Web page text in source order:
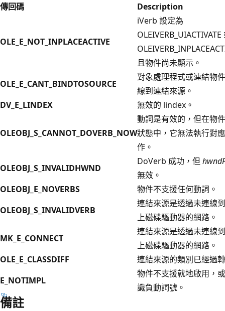
傳回碼
Description
OLE_E_NOT_INPLACEACTIVE
iVerb 設定為
OLEIVERB_UIACTIVATE
且物件尚未顯示。
OLE_E_CANT_BINDTOSOURCE
對象處理程式或連結物
線到連結來源。
DV_E_LINDEX
無效的 lindex。
OLEOBJ_S_CANNOT_DOVERB_NOW
動詞是有效的，但在物
狀態中，它無法執行對
作。
OLEOBJ_S_INVALIDHWND
DoVerb 成功，但
無效。
OLEOBJ_E_NOVERBS
物件不支援任何動詞。
OLEOBJ_S_INVALIDVERB
連結來源是透過未連線
上磁碟驅動器的網路。
MK_E_CONNECT
連結來源是透過未連線
上磁碟驅動器的網路。
OLE_E_CLASSDIFF
連結來源的類別已經過
E_NOTIMPL
物件不支援就地啟用，
識負動詞號。
備註